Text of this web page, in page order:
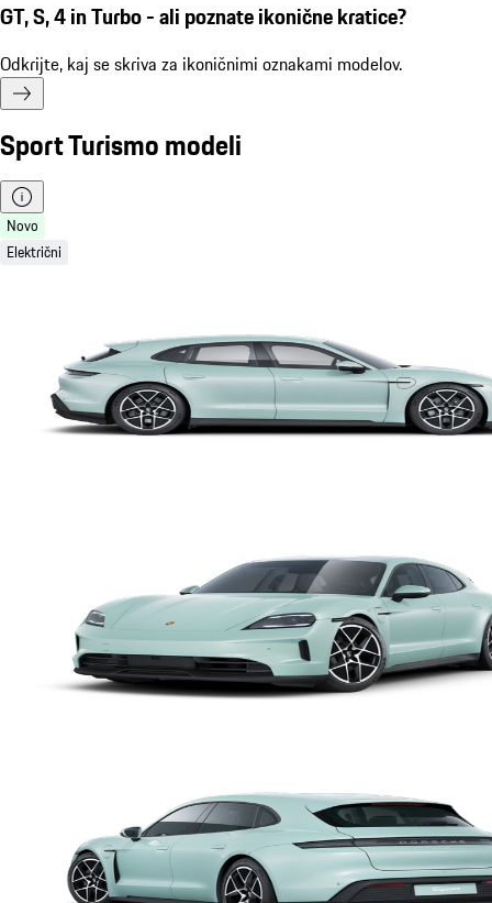
GT, S, 4 in Turbo - ali poznate ikonične kratice?
Odkrijte, kaj se skriva za ikoničnimi oznakami modelov.
Sport Turismo modeli
Novo
Električni